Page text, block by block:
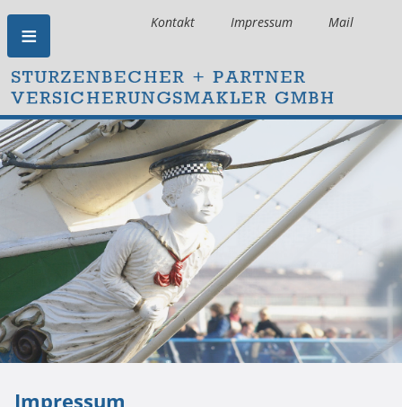
Kontakt Impressum Mail
Impressum